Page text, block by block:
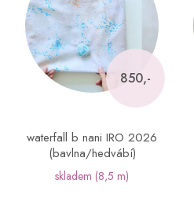
850,-
waterfall b nani IRO 2026
(bavlna/hedvábí)
skladem (8,5 m)